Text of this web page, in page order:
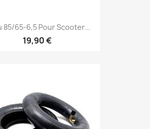
85/65-6,5 Pour Scooter...
19,90 €